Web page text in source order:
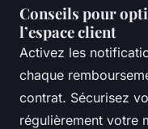
Conseils pour
l’espace client
Activez les
chaque
contrat. Sécurisez
régulièrement votre